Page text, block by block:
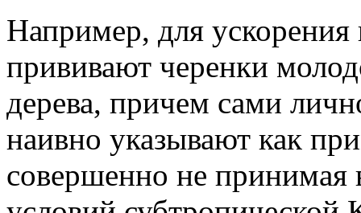
Например, для
прививают черенки
дерева, причем сами
наивно указывают как
совершенно не принимая